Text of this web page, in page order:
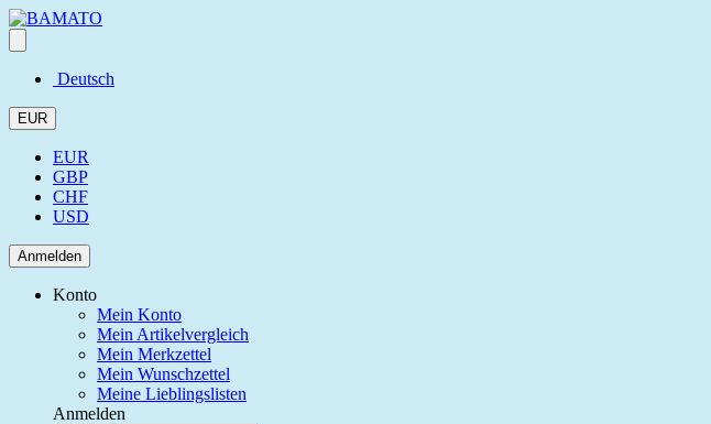
Deutsch
EUR
EUR
GBP
CHF
USD
Anmelden
Konto
Mein Konto
Mein Artikelvergleich
Mein Merkzettel
Mein Wunschzettel
Meine Lieblingslisten
Anmelden